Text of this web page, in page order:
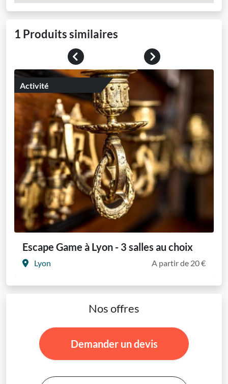
1 Produits similaires
Previous
Next
Activité
Escape Game à Lyon - 3 salles au choix
Lyon A partir de 20 €
Nos offres
Demander un devis